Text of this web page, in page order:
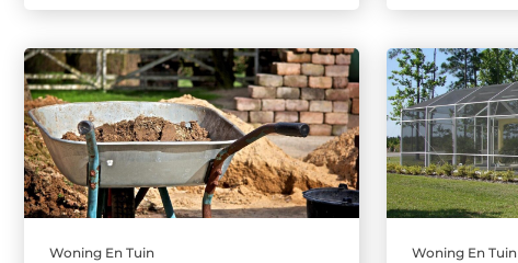
Woning En Tuin Woning En Tuin